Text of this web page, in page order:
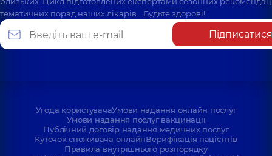
тематичних порад наших лікарів… Будьте здорові!
Підписатися
Угода користувачаУмови надання онлайн послуг
Умови надання послуг вакцинації
Публічний договір надання медичних послуг
Куточок споживача онлайнВерифікація пацієнтів
Правила внутрішнього розпорядку